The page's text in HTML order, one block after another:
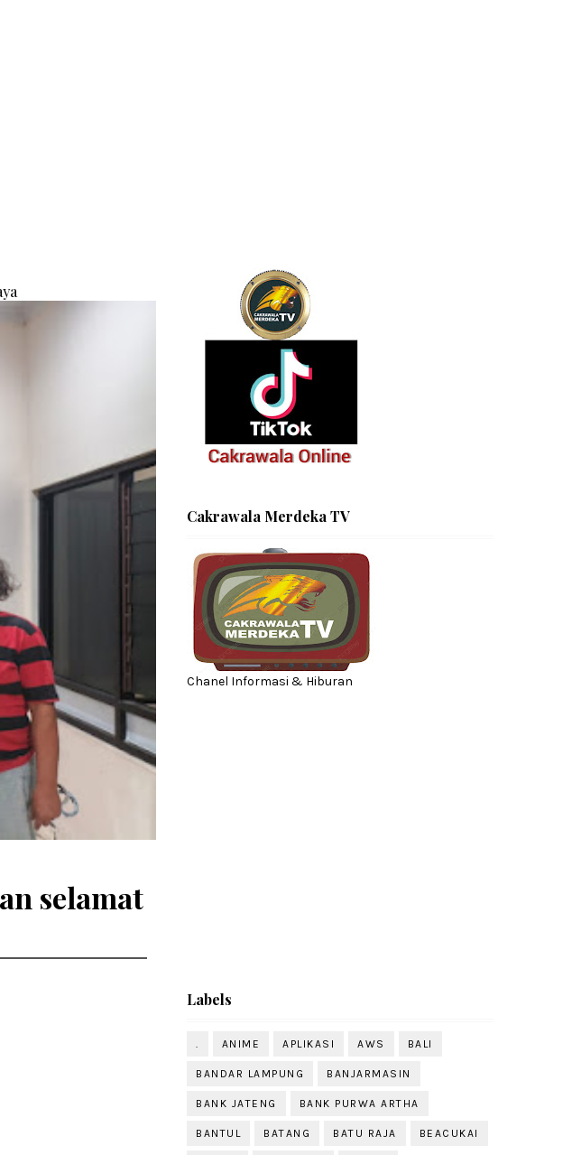
selamat
Cakrawala Merdeka TV
Chanel Informasi & Hiburan
Labels
. ANIME APLIKASI AWS BALI
BANDAR LAMPUNG BANJARMASIN
BANK JATENG BANK PURWA ARTHA
BANTUL BATANG BATU RAJA BEACUKAI